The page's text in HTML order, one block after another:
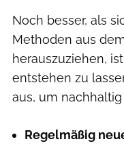
Noch besser, als
Methoden aus
herauszuziehen,
entstehen zu
aus, um
Regelmäßig